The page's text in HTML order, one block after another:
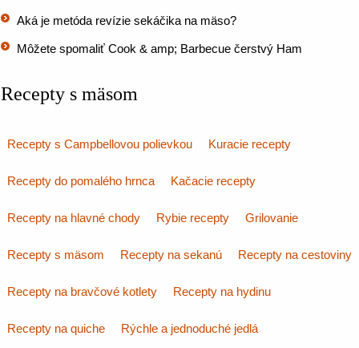
Aká je metóda revízie sekáčika na mäso?
Môžete spomaliť Cook & amp; Barbecue čerstvý Ham
Recepty s mäsom
Recepty s Campbellovou polievkou Kuracie recepty
Recepty do pomalého hrnca Kačacie recepty
Recepty na hlavné chody Rybie recepty Grilovanie
Recepty s mäsom Recepty na sekanú Recepty na cestoviny
Recepty na bravčové kotlety Recepty na hydinu
Recepty na quiche Rýchle a jednoduché jedlá